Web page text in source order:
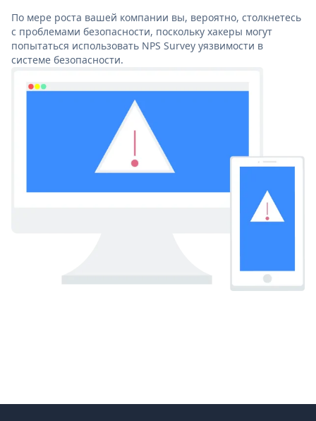
По мере роста вашей компании вы, вероятно, столкнетесь
с проблемами безопасности, поскольку хакеры могут
попытаться использовать NPS Survey уязвимости в
системе безопасности.